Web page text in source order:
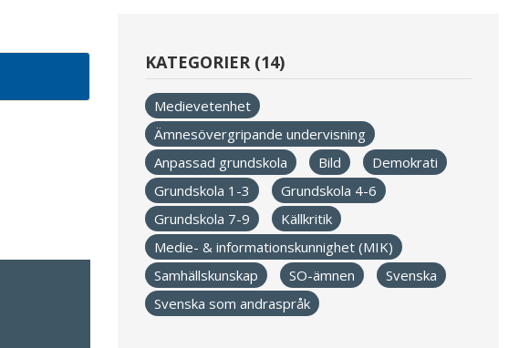
KATEGORIER (14)
Medievetenhet
Ämnesövergripande undervisning
Anpassad grundskola
Bild
Demokrati
Grundskola 1-3
Grundskola 4-6
Grundskola 7-9
Källkritik
Medie- & informationskunnighet (MIK)
Samhällskunskap
SO-ämnen
Svenska
Svenska som andraspråk